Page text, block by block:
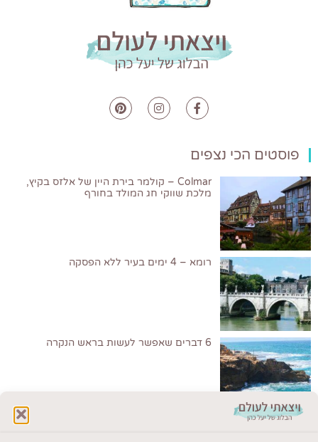
פוסטים הכי נצפים
Colmar – קולמר בירת היין של אלזס בקיץ,
מלכת שווקי חג המולד בחורף
רומא – 4 ימים בעיר ללא הפסקה
6 דברים שאפשר לעשות בראש הנקרה